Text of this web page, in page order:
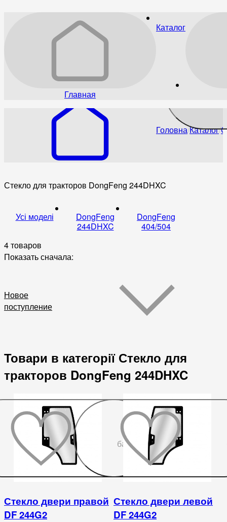
Главная
Каталог
ГоловнаКаталог
Стекло для тракторов DongFeng 244DHXC
Усі моделі
DongFeng
244DHXC
DongFeng
404/504
4 товаров
Показать сначала:
Новое
поступление
Товари в категорії Стекло для
тракторов DongFeng 244DHXC
бажаного
Стекло двери правой
DF 244G2
Стекло двери левой
DF 244G2